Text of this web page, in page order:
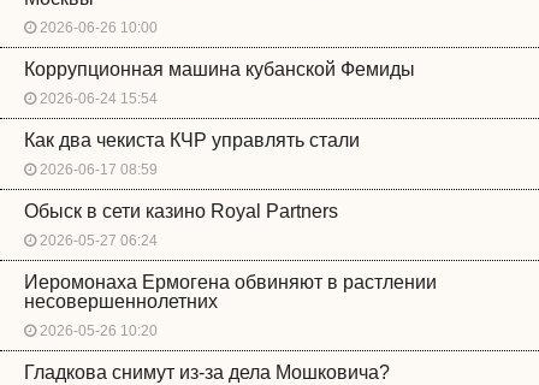
2026-06-26 10:00
Коррупционная машина кубанской Фемиды
2026-06-24 15:54
Как два чекиста КЧР управлять стали
2026-06-17 08:59
Обыск в сети казино Royal Partners
2026-05-27 06:24
Иеромонаха Ермогена обвиняют в растлении
несовершеннолетних
2026-05-26 10:20
Гладкова снимут из-за дела Мошковича?